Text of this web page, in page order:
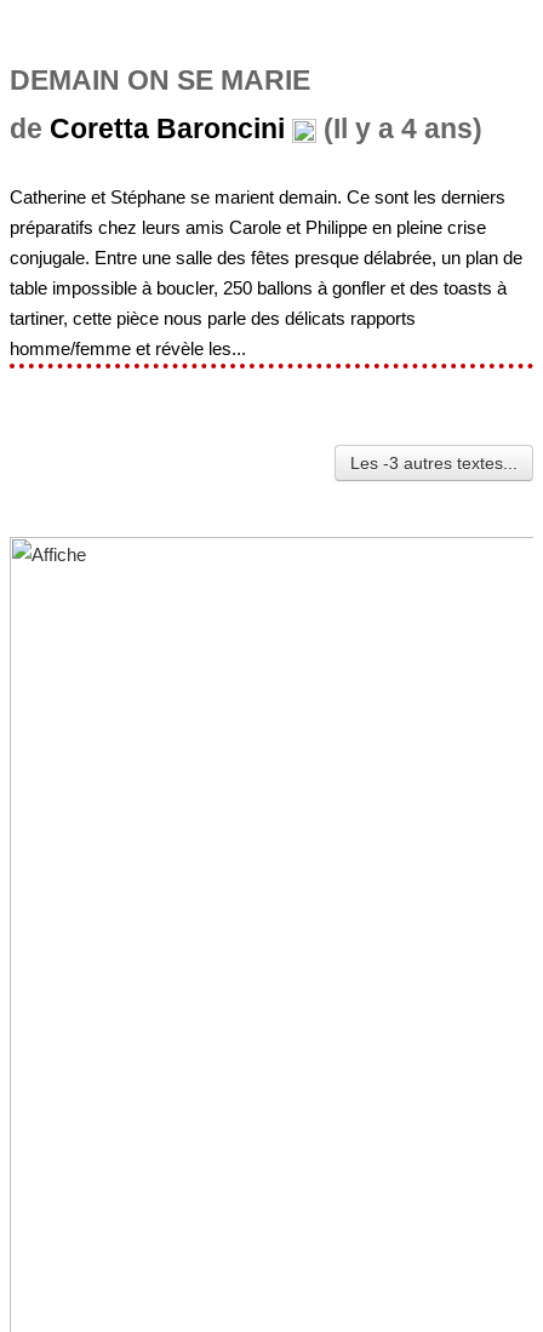
DEMAIN ON SE MARIE
de Coretta Baroncini (Il y a 4 ans)
Catherine et Stéphane se marient demain. Ce sont les derniers
préparatifs chez leurs amis Carole et Philippe en pleine crise
conjugale. Entre une salle des fêtes presque délabrée, un plan de
table impossible à boucler, 250 ballons à gonfler et des toasts à
tartiner, cette pièce nous parle des délicats rapports
homme/femme et révèle les...
Les -3 autres textes...